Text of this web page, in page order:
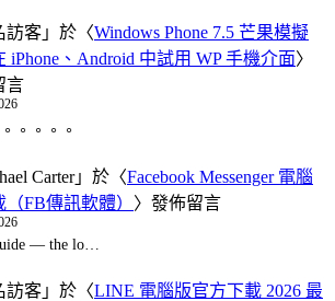
訪客 」於〈Windows Phone 7.5 芒果模擬
iPhone、Android 中試用 WP 手機介面〉
言
。。。。
Carter」於〈Facebook Messenger 電腦
（FB傳訊軟體） 〉發佈留言
— the lo…
訪客 」於〈LINE 電腦版官方下載 2026 最